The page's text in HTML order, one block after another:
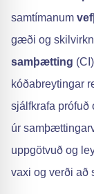
samtímanum
gæði og
samþætting
kóðabreytingar
sjálfkrafa prófuð
úr
uppgötvuð og
vaxi og verði að